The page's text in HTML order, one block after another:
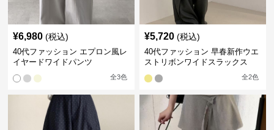
¥6,980 (税込)
40代ファッション エプロン風レ
イヤードワイドパンツ
全3色
¥5,720 (税込)
40代ファッション 早春新作ウエ
ストリボンワイドスラックス
全2色